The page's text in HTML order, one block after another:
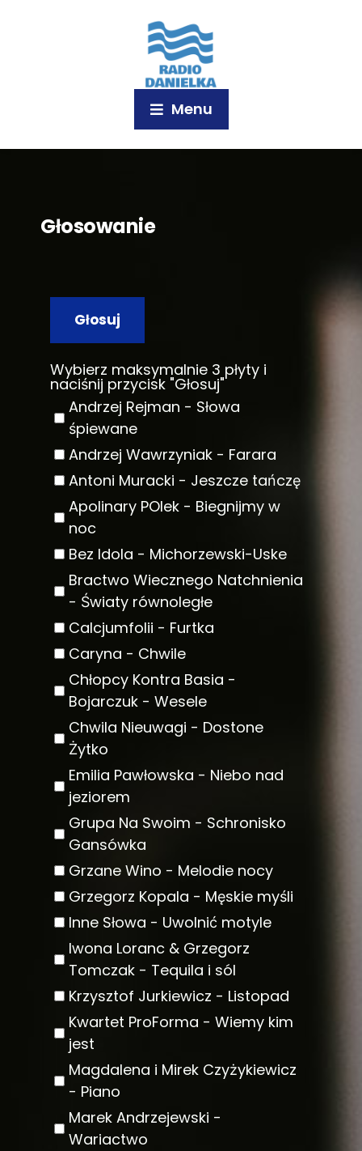
Menu
Głosowanie
Głosuj
Wybierz maksymalnie 3 płyty i
naciśnij przycisk "Głosuj"
Andrzej Rejman - Słowa
śpiewane
Andrzej Wawrzyniak - Farara
Antoni Muracki - Jeszcze tańczę
Apolinary POlek - Biegnijmy w
noc
Bez Idola - Michorzewski-Uske
Bractwo Wiecznego Natchnienia
- Światy równoległe
Calcjumfolii - Furtka
Caryna - Chwile
Chłopcy Kontra Basia -
Bojarczuk - Wesele
Chwila Nieuwagi - Dostone
Żytko
Emilia Pawłowska - Niebo nad
jeziorem
Grupa Na Swoim - Schronisko
Gansówka
Grzane Wino - Melodie nocy
Grzegorz Kopala - Męskie myśli
Inne Słowa - Uwolnić motyle
Iwona Loranc & Grzegorz
Tomczak - Tequila i sól
Krzysztof Jurkiewicz - Listopad
Kwartet ProForma - Wiemy kim
jest
Magdalena i Mirek Czyżykiewicz
- Piano
Marek Andrzejewski -
Wariactwo